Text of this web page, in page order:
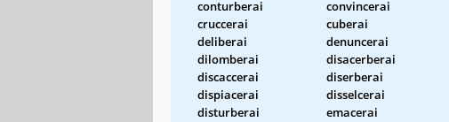
conturberai
convincerai
cruccerai
cuberai
deliberai
denuncerai
dilomberai
disacerberai
discaccerai
diserberai
dispiacerai
disselcerai
disturberai
emacerai